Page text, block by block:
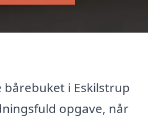
i Eskilstrup
opgave, når